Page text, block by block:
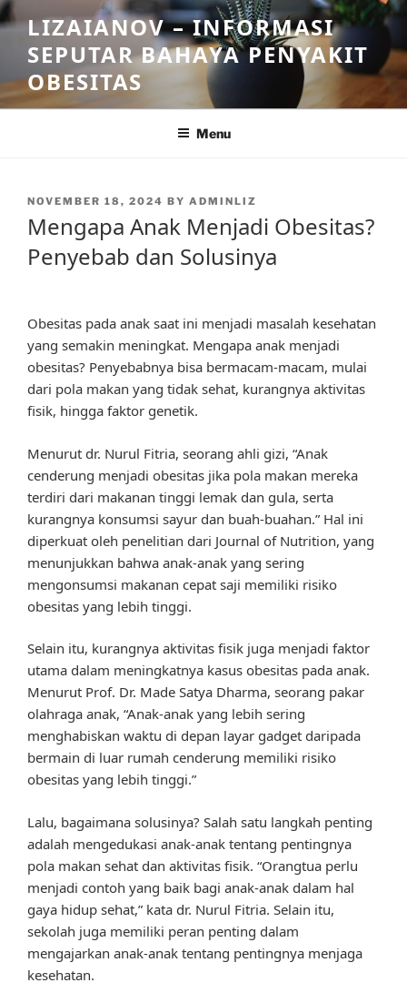
Skip
to
content
LIZAIANOV – INFORMASI
SEPUTAR BAHAYA PENYAKIT
OBESITAS
Menu
POSTED
NOVEMBER 18, 2024 BY ADMINLIZ
Mengapa Anak Menjadi Obesitas?
Penyebab dan Solusinya
Obesitas pada anak saat ini menjadi masalah kesehatan
yang semakin meningkat. Mengapa anak menjadi
obesitas? Penyebabnya bisa bermacam-macam, mulai
dari pola makan yang tidak sehat, kurangnya aktivitas
fisik, hingga faktor genetik.
Menurut dr. Nurul Fitria, seorang ahli gizi, “Anak
cenderung menjadi obesitas jika pola makan mereka
terdiri dari makanan tinggi lemak dan gula, serta
kurangnya konsumsi sayur dan buah-buahan.” Hal ini
diperkuat oleh penelitian dari Journal of Nutrition, yang
menunjukkan bahwa anak-anak yang sering
mengonsumsi makanan cepat saji memiliki risiko
obesitas yang lebih tinggi.
Selain itu, kurangnya aktivitas fisik juga menjadi faktor
utama dalam meningkatnya kasus obesitas pada anak.
Menurut Prof. Dr. Made Satya Dharma, seorang pakar
olahraga anak, “Anak-anak yang lebih sering
menghabiskan waktu di depan layar gadget daripada
bermain di luar rumah cenderung memiliki risiko
obesitas yang lebih tinggi.”
Lalu, bagaimana solusinya? Salah satu langkah penting
adalah mengedukasi anak-anak tentang pentingnya
pola makan sehat dan aktivitas fisik. “Orangtua perlu
menjadi contoh yang baik bagi anak-anak dalam hal
gaya hidup sehat,” kata dr. Nurul Fitria. Selain itu,
sekolah juga memiliki peran penting dalam
mengajarkan anak-anak tentang pentingnya menjaga
kesehatan.